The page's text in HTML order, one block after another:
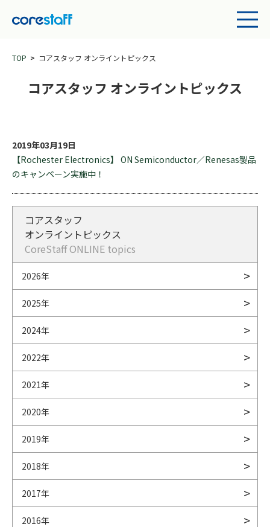
TOP コアスタッフ オンライントピックス
コアスタッフ オンライントピックス
2019年03月19日
【Rochester Electronics】 ON Semiconductor／Renesas製品
のキャンペーン実施中！
コアスタッフ
オンライントピックス
CoreStaff ONLINE topics
2026年
2025年
2024年
2022年
2021年
2020年
2019年
2018年
2017年
2016年